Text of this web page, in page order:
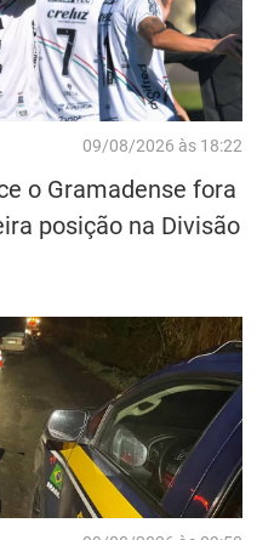
09/08/2026 às 18:22
o Gramadense fora
posição na Divisão